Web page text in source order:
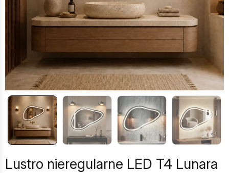
Lustro nieregularne LED T4 Lunara